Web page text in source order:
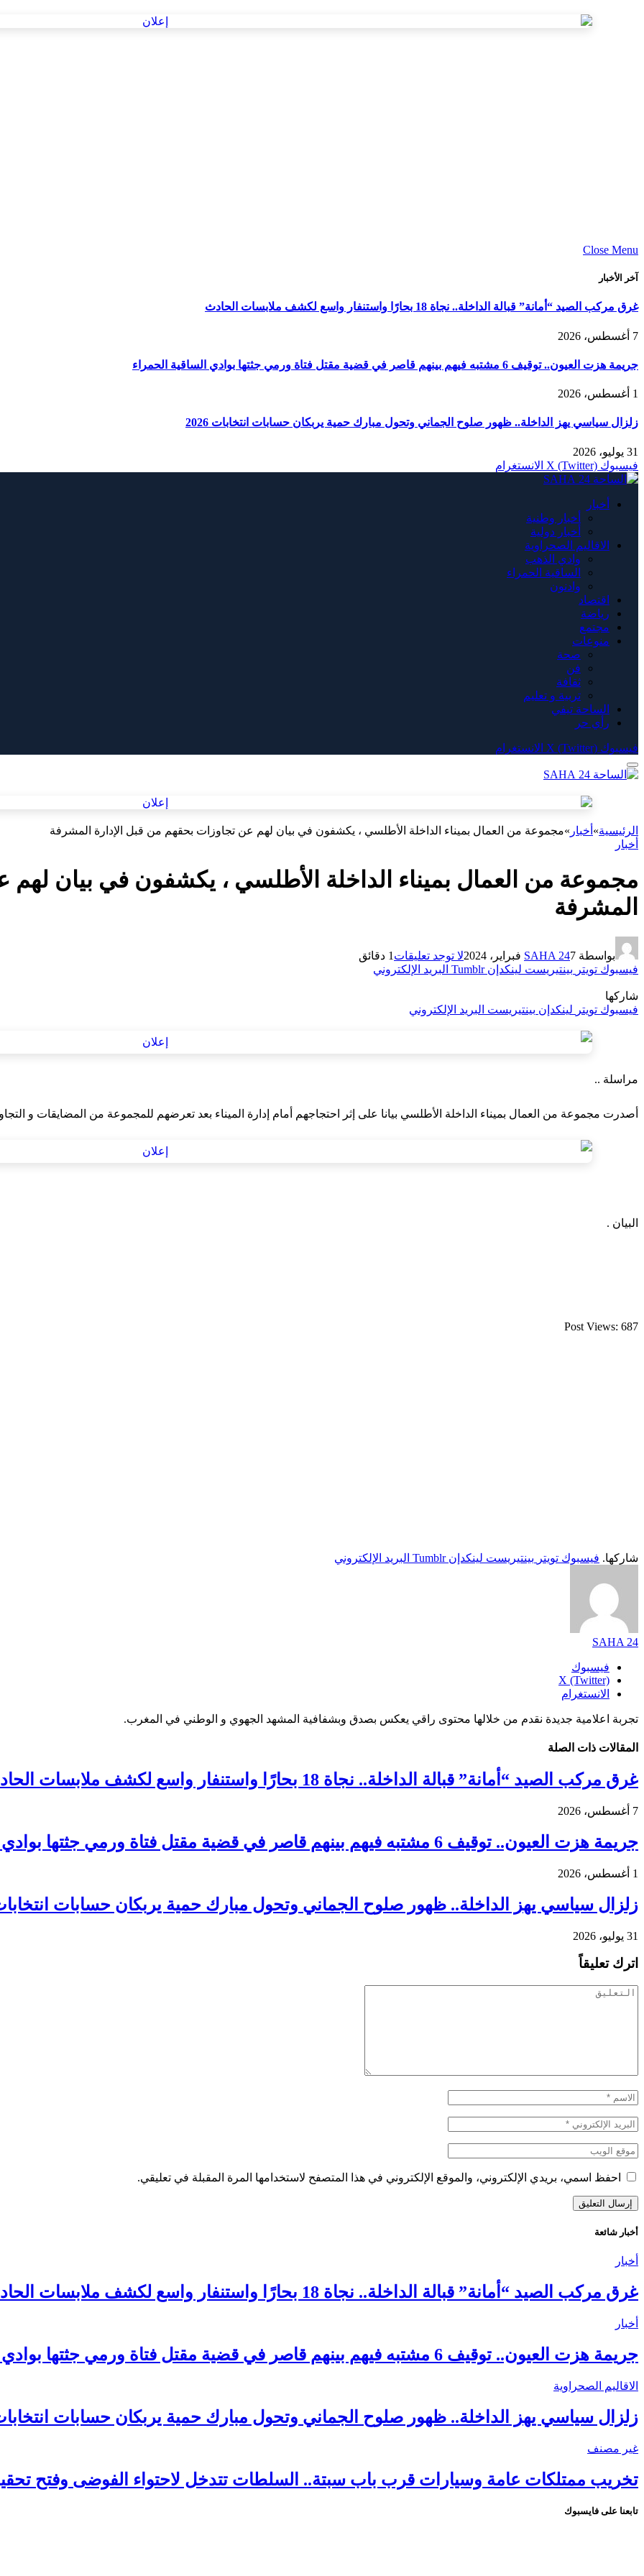
Close Menu
آخر الأخبار
غرق مركب الصيد “أمانة” قبالة الداخلة.. نجاة 18 بحارًا واستنفار واسع لكشف ملابسات الحادث
7 أغسطس، 2026
جريمة هزت العيون.. توقيف 6 مشتبه فيهم بينهم قاصر في قضية مقتل فتاة ورمي جثتها بوادي الساقية الحمراء
1 أغسطس، 2026
زلزال سياسي يهز الداخلة.. ظهور صلوح الجماني وتحول مبارك حمية يربكان حسابات انتخابات 2026
31 يوليو، 2026
فيسبوك X (Twitter) الانستغرام
أخبار
أخبار وطنية
أخبار دولية
الاقاليم الصحراوية
وادي الذهب
الساقية الحمراء
وادنون
اقتصاد
رياضة
مجتمع
منوعات
صحة
فن
ثقافة
تربية و تعليم
الساحة تيفي
رأي حر
فيسبوك X (Twitter) الانستغرام
الرئيسية» أخبار »مجموعة من العمال بميناء الداخلة الأطلسي ، يكشفون في بيان لهم عن تجاوزات بحقهم من قبل الإدارة المشرفة
أخبار
مجموعة من العمال بميناء الداخلة الأطلسي ، يكشفون في بيان لهم
المشرفة
بواسطة SAHA 247 فبراير، 2024 لا توجد تعليقات 1 دقائق
فيسبوك تويتر بينتيريست لينكدإن Tumblr البريد الإلكتروني
شاركها
فيسبوك تويتر لينكدإن بينتيريست البريد الإلكتروني
مراسلة ..
أصدرت مجموعة من العمال بميناء الداخلة الأطلسي بيانا على إثر احتجاجهم أمام إدارة الميناء بعد تعرضهم للمجموعة من المضايقات و
البيان .
Post Views: 687
شاركها. فيسبوك تويتر بينتيريست لينكدإن Tumblr البريد الإلكتروني
SAHA 24
فيسبوك
X (Twitter)
الانستغرام
تجربة اعلامية جديدة نقدم من خلالها محتوى راقي يعكس بصدق وبشفافية المشهد الجهوي و الوطني في المغرب.
المقالات ذات الصلة
غرق مركب الصيد “أمانة” قبالة الداخلة.. نجاة 18 بحارًا واستنفار واسع لكشف ملابسات الحادث
7 أغسطس، 2026
جريمة هزت العيون.. توقيف 6 مشتبه فيهم بينهم قاصر في قضية مقتل فتاة ورمي جثتها بوادي الساقية الحمراء
1 أغسطس، 2026
زلزال سياسي يهز الداخلة.. ظهور صلوح الجماني وتحول مبارك حمية يربكان حسابات انتخابات
31 يوليو، 2026
اترك تعليقاً
احفظ اسمي، بريدي الإلكتروني، والموقع الإلكتروني في هذا المتصفح لاستخدامها المرة المقبلة في تعليقي.
أخبار شائعة
أخبار
غرق مركب الصيد “أمانة” قبالة الداخلة.. نجاة 18 بحارًا واستنفار واسع لكشف ملابسات الحادث
أخبار
جريمة هزت العيون.. توقيف 6 مشتبه فيهم بينهم قاصر في قضية مقتل فتاة ورمي جثتها بوادي الساقية الحمراء
الاقاليم الصحراوية
زلزال سياسي يهز الداخلة.. ظهور صلوح الجماني وتحول مبارك حمية يربكان حسابات انتخابات
غير مصنف
تخريب ممتلكات عامة وسيارات قرب باب سبتة.. السلطات تتدخل لاحتواء الفوضى وفتح
تابعنا على فايسبوك